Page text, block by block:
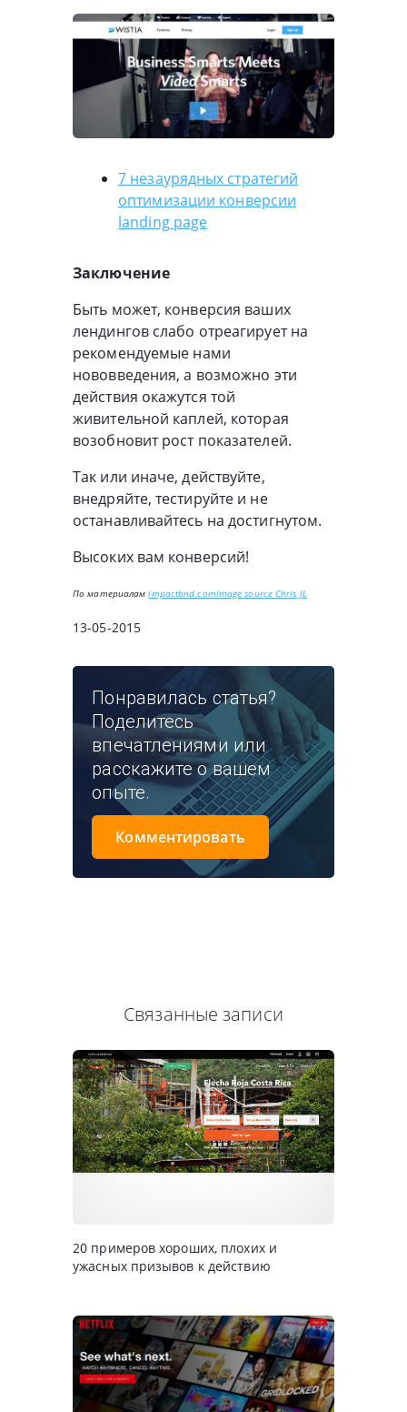
7 незаурядных стратегий
оптимизации конверсии
landing page
Заключение
Быть может, конверсия ваших
лендингов слабо отреагирует на
рекомендуемые нами
нововведения, а возможно эти
действия окажутся той
живительной каплей, которая
возобновит рост показателей.
Так или иначе, действуйте,
внедряйте, тестируйте и не
останавливайтесь на достигнутом.
Высоких вам конверсий!
По материаламimpactbnd.comImage source Chris JL
13-05-2015
Понравилась статья?
Поделитесь
впечатлениями или
расскажите о вашем
опыте.
Комментировать
Связанные записи
20 примеров хороших, плохих и
ужасных призывов к действию